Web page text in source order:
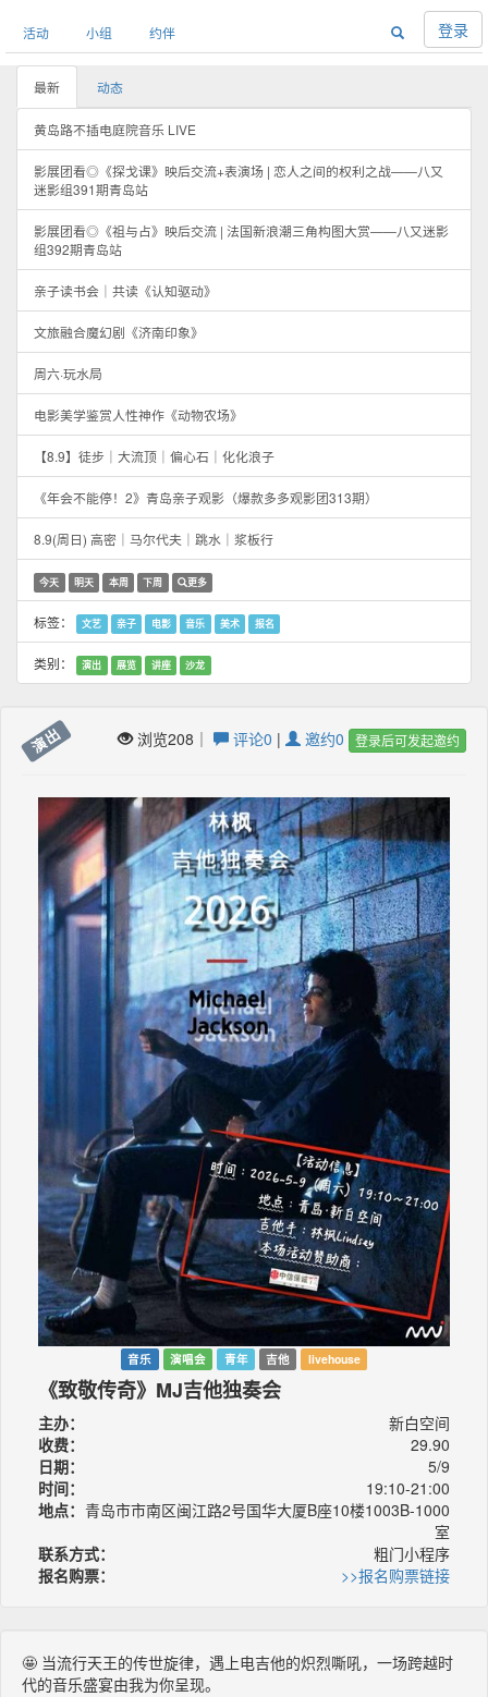
活动 小组 约伴 登录
最新 动态
黄岛路不插电庭院音乐 LIVE
影展团看◎《探戈课》映后交流+表演场 | 恋人之间的权利之战——八又
迷影组391期青岛站
影展团看◎《祖与占》映后交流 | 法国新浪潮三角构图大赏——八又迷影
组392期青岛站
亲子读书会｜共读《认知驱动》
文旅融合魔幻剧《济南印象》
周六·玩水局
电影美学鉴赏人性神作《动物农场》
【8.9】徒步｜大流顶｜偏心石｜化化浪子
《年会不能停！2》青岛亲子观影（爆款多多观影团313期）
8.9(周日) 高密｜马尔代夫｜跳水｜浆板行
今天 明天 本周 下周 更多
标签： 文艺 亲子 电影 音乐 美术 报名
类别： 演出 展览 讲座 沙龙
演出 浏览208｜ 评论0 | 邀约0 登录后可发起邀约
音乐 演唱会 青年 吉他 livehouse
《致敬传奇》MJ吉他独奏会
主办：
新白空间
收费：
29.90
日期：
5/9
时间：
19:10-21:00
地点： 青岛市市南区闽江路2号国华大厦B座10楼1003B-1000
室
联系方式：
粗门小程序
报名购票：
>>报名购票链接
🤩 当流行天王的传世旋律，遇上电吉他的炽烈嘶吼，一场跨越时
代的音乐盛宴由我为你呈现。